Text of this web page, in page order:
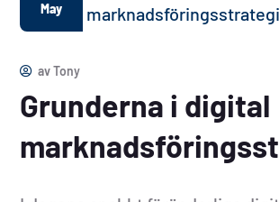
May
avTony
Grunderna i digital